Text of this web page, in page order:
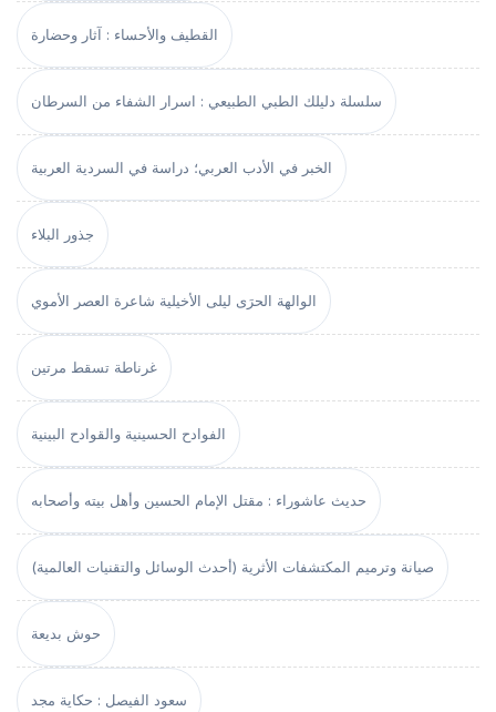
القطيف والأحساء : آثار وحضارة
سلسلة دليلك الطبي الطبيعي : اسرار الشفاء من السرطان
الخبر في الأدب العربي؛ دراسة في السردية العربية
جذور البلاء
الوالهة الحرَى ليلى الأخيلية شاعرة العصر الأموي
غرناطة تسقط مرتين
الفوادح الحسينية والقوادح البينية
حديث عاشوراء : مقتل الإمام الحسين وأهل بيته وأصحابه
صيانة وترميم المكتشفات الأثرية (أحدث الوسائل والتقنيات العالمية)
حوش بديعة
سعود الفيصل : حكاية مجد